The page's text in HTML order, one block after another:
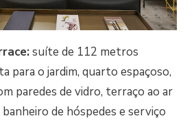
suíte de 112 metros
para o jardim, quarto espaçoso,
paredes de vidro, terraço ao ar
de hóspedes e serviço